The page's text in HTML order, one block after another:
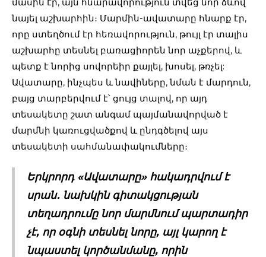
նայել աշխարհին։ Մարմին-ավատարը հնարք էր,
որը ստեղծում էր հեռավորություն, թույլ էր տալիս
աշխարհը տեսնել բառացիորեն նոր աչքերով, և
պետք է նորից սովորեիր քայլել, խոսել, թռչել:
Ավատարը, ինչպես և նավիները, նման է մարդուն,
բայց տարբերվում է՝ ցույց տալով, որ այդ
տեսակետը շատ անգամ պայմանավորված է
մարմնի կառուցվածքով և ընդգծելով այս
տեսակետի սահմանափակումները։
Երկրորդ «Ավատարը» հակադրվում է
սրան․ նախկին գիտակցության
տեղադրումը նոր մարմնում պարտադիր
չէ, որ օգնի տեսնել նորը, այլ կարող է
նպաստել կործանմանը, որին